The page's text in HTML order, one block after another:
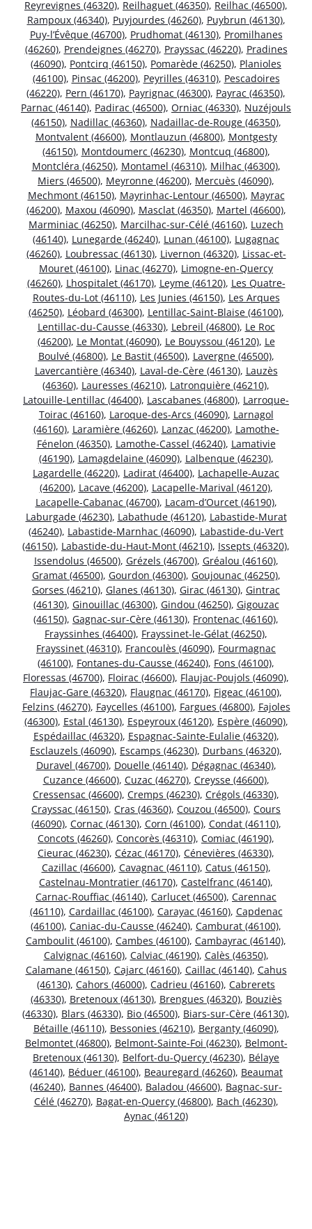
Reyrevignes (46320), Reilhaguet (46350), Reilhac (46500),
Rampoux (46340), Puyjourdes (46260), Puybrun (46130),
Puy-l’Évêque (46700), Prudhomat (46130), Promilhanes
(46260), Prendeignes (46270), Prayssac (46220), Pradines
(46090), Pontcirq (46150), Pomarède (46250), Planioles
(46100), Pinsac (46200), Peyrilles (46310), Pescadoires
(46220), Pern (46170), Payrignac (46300), Payrac (46350),
Parnac (46140), Padirac (46500), Orniac (46330), Nuzéjouls
(46150), Nadillac (46360), Nadaillac-de-Rouge (46350),
Montvalent (46600), Montlauzun (46800), Montgesty
(46150), Montdoumerc (46230), Montcuq (46800),
Montcléra (46250), Montamel (46310), Milhac (46300),
Miers (46500), Meyronne (46200), Mercuès (46090),
Mechmont (46150), Mayrinhac-Lentour (46500), Mayrac
(46200), Maxou (46090), Masclat (46350), Martel (46600),
Marminiac (46250), Marcilhac-sur-Célé (46160), Luzech
(46140), Lunegarde (46240), Lunan (46100), Lugagnac
(46260), Loubressac (46130), Livernon (46320), Lissac-et-
Mouret (46100), Linac (46270), Limogne-en-Quercy
(46260), Lhospitalet (46170), Leyme (46120), Les Quatre-
Routes-du-Lot (46110), Les Junies (46150), Les Arques
(46250), Léobard (46300), Lentillac-Saint-Blaise (46100),
Lentillac-du-Causse (46330), Lebreil (46800), Le Roc
(46200), Le Montat (46090), Le Bouyssou (46120), Le
Boulvé (46800), Le Bastit (46500), Lavergne (46500),
Lavercantière (46340), Laval-de-Cère (46130), Lauzès
(46360), Lauresses (46210), Latronquière (46210),
Latouille-Lentillac (46400), Lascabanes (46800), Larroque-
Toirac (46160), Laroque-des-Arcs (46090), Larnagol
(46160), Laramière (46260), Lanzac (46200), Lamothe-
Fénelon (46350), Lamothe-Cassel (46240), Lamativie
(46190), Lamagdelaine (46090), Lalbenque (46230),
Lagardelle (46220), Ladirat (46400), Lachapelle-Auzac
(46200), Lacave (46200), Lacapelle-Marival (46120),
Lacapelle-Cabanac (46700), Lacam-d’Ourcet (46190),
Laburgade (46230), Labathude (46120), Labastide-Murat
(46240), Labastide-Marnhac (46090), Labastide-du-Vert
(46150), Labastide-du-Haut-Mont (46210), Issepts (46320),
Issendolus (46500), Grézels (46700), Gréalou (46160),
Gramat (46500), Gourdon (46300), Goujounac (46250),
Gorses (46210), Glanes (46130), Girac (46130), Gintrac
(46130), Ginouillac (46300), Gindou (46250), Gigouzac
(46150), Gagnac-sur-Cère (46130), Frontenac (46160),
Frayssinhes (46400), Frayssinet-le-Gélat (46250),
Frayssinet (46310), Francoulès (46090), Fourmagnac
(46100), Fontanes-du-Causse (46240), Fons (46100),
Floressas (46700), Floirac (46600), Flaujac-Poujols (46090),
Flaujac-Gare (46320), Flaugnac (46170), Figeac (46100),
Felzins (46270), Faycelles (46100), Fargues (46800), Fajoles
(46300), Estal (46130), Espeyroux (46120), Espère (46090),
Espédaillac (46320), Espagnac-Sainte-Eulalie (46320),
Esclauzels (46090), Escamps (46230), Durbans (46320),
Duravel (46700), Douelle (46140), Dégagnac (46340),
Cuzance (46600), Cuzac (46270), Creysse (46600),
Cressensac (46600), Cremps (46230), Crégols (46330),
Crayssac (46150), Cras (46360), Couzou (46500), Cours
(46090), Cornac (46130), Corn (46100), Condat (46110),
Concots (46260), Concorès (46310), Comiac (46190),
Cieurac (46230), Cézac (46170), Cénevières (46330),
Cazillac (46600), Cavagnac (46110), Catus (46150),
Castelnau-Montratier (46170), Castelfranc (46140),
Carnac-Rouffiac (46140), Carlucet (46500), Carennac
(46110), Cardaillac (46100), Carayac (46160), Capdenac
(46100), Caniac-du-Causse (46240), Camburat (46100),
Camboulit (46100), Cambes (46100), Cambayrac (46140),
Calvignac (46160), Calviac (46190), Calès (46350),
Calamane (46150), Cajarc (46160), Caillac (46140), Cahus
(46130), Cahors (46000), Cadrieu (46160), Cabrerets
(46330), Bretenoux (46130), Brengues (46320), Bouziès
(46330), Blars (46330), Bio (46500), Biars-sur-Cère (46130),
Bétaille (46110), Bessonies (46210), Berganty (46090),
Belmontet (46800), Belmont-Sainte-Foi (46230), Belmont-
Bretenoux (46130), Belfort-du-Quercy (46230), Bélaye
(46140), Béduer (46100), Beauregard (46260), Beaumat
(46240), Bannes (46400), Baladou (46600), Bagnac-sur-
Célé (46270), Bagat-en-Quercy (46800), Bach (46230),
Aynac (46120)